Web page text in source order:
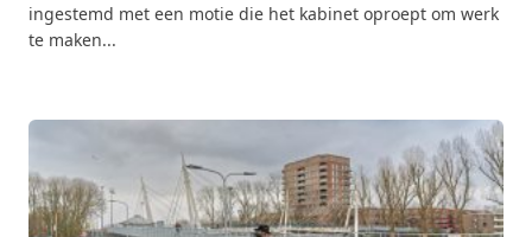
ingestemd met een motie die het kabinet oproept om werk
te maken...